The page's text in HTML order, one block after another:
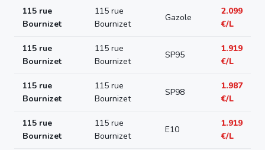
115 rue
Bournizet
115 rue
Bournizet
Gazole
2.099
€/L
115 rue
Bournizet
115 rue
Bournizet
SP95
1.919
€/L
115 rue
Bournizet
115 rue
Bournizet
SP98
1.987
€/L
115 rue
Bournizet
115 rue
Bournizet
E10
1.919
€/L